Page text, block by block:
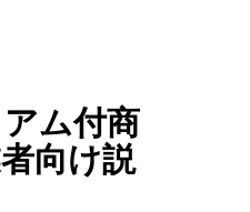
ム付商
向け説